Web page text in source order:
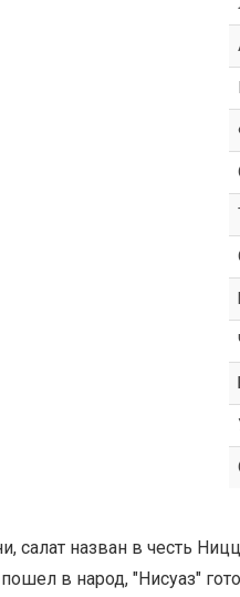
салат назван в честь
в народ, "Нисуаз"